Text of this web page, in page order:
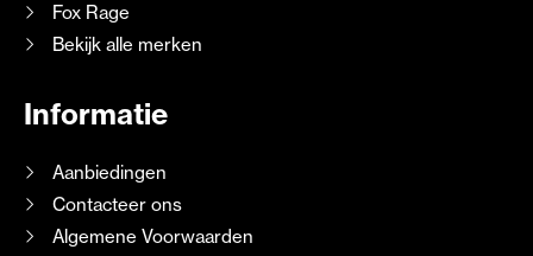
Fox Rage
Bekijk alle merken
Informatie
Aanbiedingen
Contacteer ons
Algemene Voorwaarden